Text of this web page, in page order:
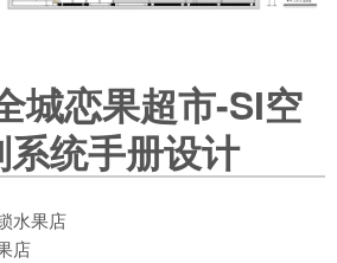
城恋果超市-SI空
系统手册设计
水果店
店